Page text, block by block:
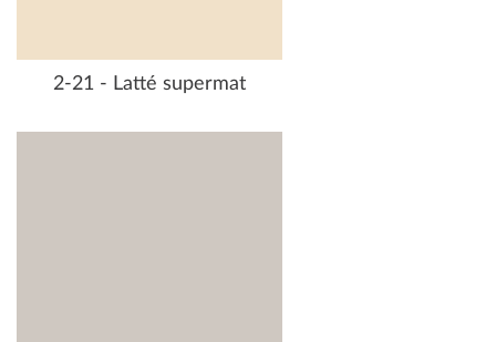
2-21 - Latté supermat